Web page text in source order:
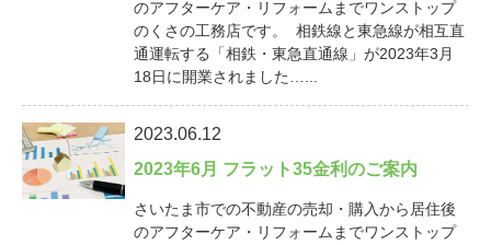
のアフターケア・リフォームまでワンストップ
のくさの工務店です。 相鉄線と東急線が相互直
通運転する「相鉄・東急直通線」が2023年3月
18日に開業されました…...
2023.06.12
2023年6月 フラット35金利のご案内
さいたま市での不動産の売却・購入から居住後
のアフターケア・リフォームまでワンストップ